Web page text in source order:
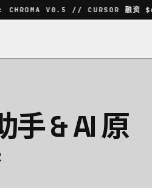
CHROMA V0.5 // CURSOR 融
手 & AI 原